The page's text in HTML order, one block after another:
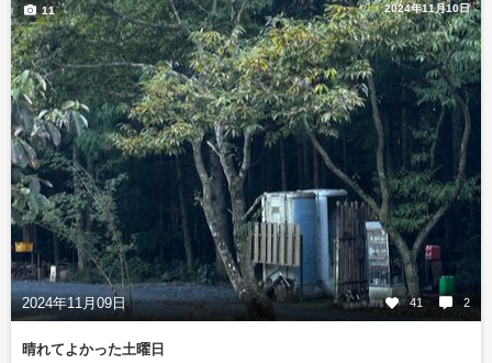
2024年11月10日
2024年11月09日 41 2
11
晴れてよかった土曜日